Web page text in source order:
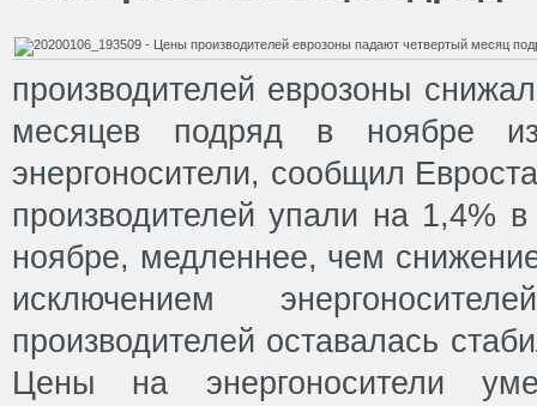
производителей еврозоны
месяцев подряд в ноябре
энергоносители, сообщил
производителей упали на 1,4%
ноябре, медленнее, чем
исключением
производителей оставалась
Цены на энергоносители